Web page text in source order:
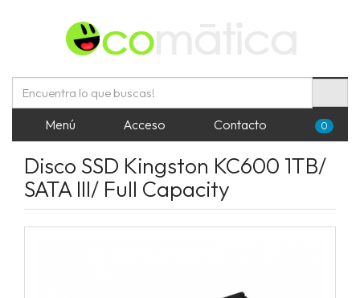
Menú Acceso Contacto 0
Disco SSD Kingston KC600 1TB/
SATA III/ Full Capacity